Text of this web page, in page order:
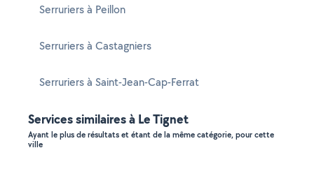
Serruriers à Peillon
Serruriers à Castagniers
Serruriers à Saint-Jean-Cap-Ferrat
Services similaires à Le Tignet
Ayant le plus de résultats et étant de la même catégorie, pour cette
ville